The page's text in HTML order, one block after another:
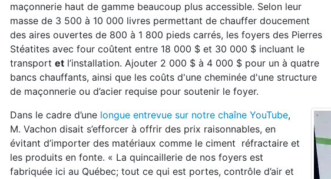
maçonnerie haut de gamme beaucoup plus accessible. Selon leur
masse de 3 500 à 10 000 livres permettant de chauffer doucement
des aires ouvertes de 800 à 1 800 pieds carrés, les foyers des Pierres
Stéatites avec four coûtent entre 18 000 $ et 30 000 $ incluant le
transport et l’installation. Ajouter 2 000 $ à 4 000 $ pour un à quatre
bancs chauffants, ainsi que les coûts d'une cheminée d'une structure
de maçonnerie ou d’acier requise pour soutenir le foyer.
Dans le cadre d’une longue entrevue sur notre chaîne YouTube,
M. Vachon disait s’efforcer à offrir des prix raisonnables, en
évitant d’importer des matériaux comme le ciment réfractaire et
les produits en fonte. « La quincaillerie de nos foyers est
fabriquée ici au Québec; tout ce qui est portes, contrôle d’air et